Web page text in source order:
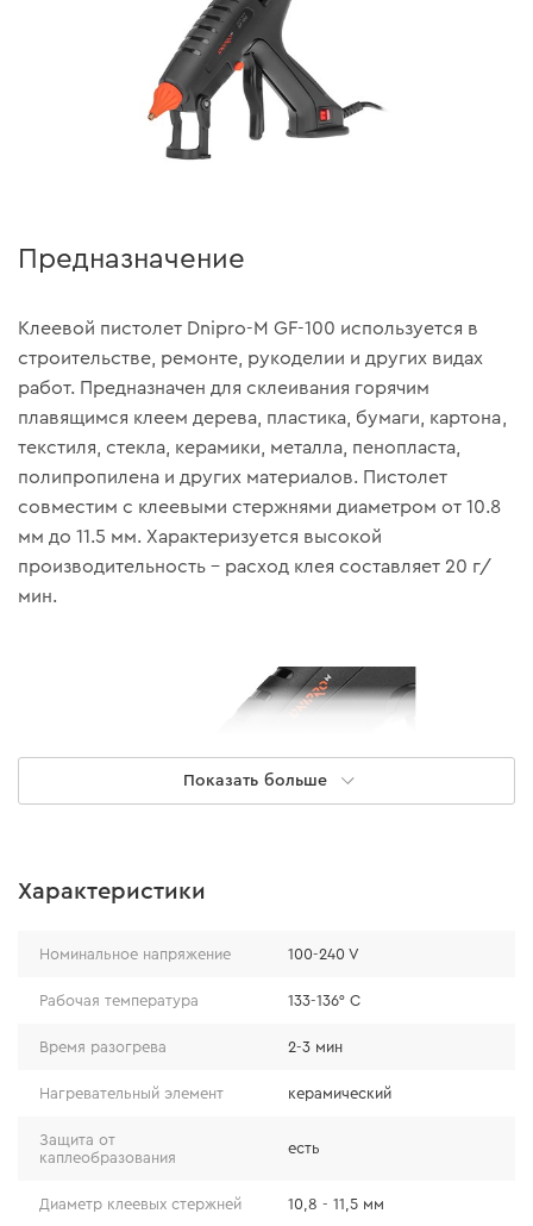
Предназначение
Клеевой пистолет Dnipro-M GF-100 используется в
строительстве, ремонте, рукоделии и других видах
работ. Предназначен для склеивания горячим
плавящимся клеем дерева, пластика, бумаги, картона,
текстиля, стекла, керамики, металла, пенопласта,
полипропилена и других материалов. Пистолет
совместим с клеевыми стержнями диаметром от 10.8
мм до 11.5 мм. Характеризуется высокой
производительность – расход клея составляет 20 г/
мин.
керамический нагревательный элемент
нагревание;
температуры и защиты от перегрева;
Показать больше
Характеристики
Номинальное напряжение 100-240 V
Рабочая температура 133-136° С
Время разогрева 2-3 мин
Нагревательный элемент керамический
Защита от
каплеобразования
есть
Диаметр клеевых стержней 10,8 - 11,5 мм